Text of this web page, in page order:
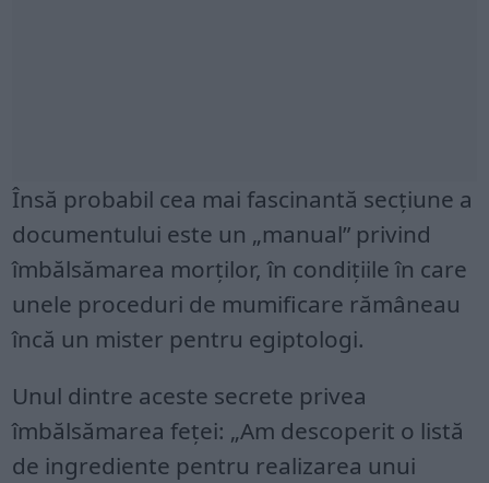
Însă probabil cea mai fascinantă secțiune a
documentului este un „manual” privind
îmbălsămarea morților, în condițiile în care
unele proceduri de mumificare rămâneau
încă un mister pentru egiptologi.
Unul dintre aceste secrete privea
îmbălsămarea feței: „Am descoperit o listă
de ingrediente pentru realizarea unui